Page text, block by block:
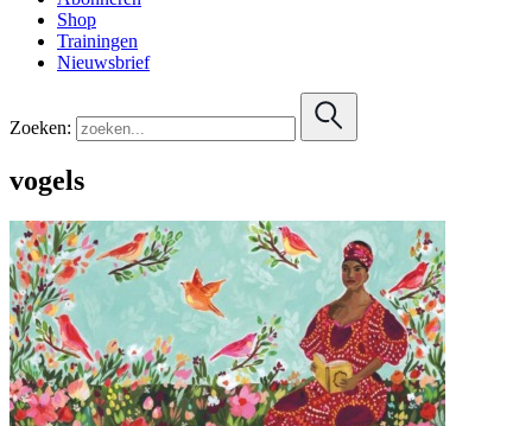
Shop
Trainingen
Nieuwsbrief
Zoeken:
vogels